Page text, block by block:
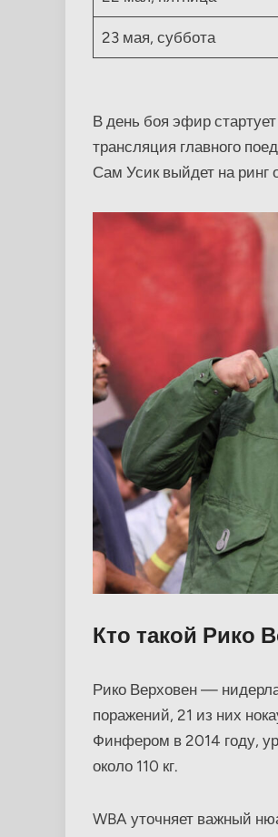
23 мая, суббота
В день боя эфир
трансляция главного
Сам Усик выйдет на ринг
Кто такой Рико
Рико Верховен —
поражений, 21 из них
Финфером в 2014 году,
около 110 кг.
WBA уточняет важный